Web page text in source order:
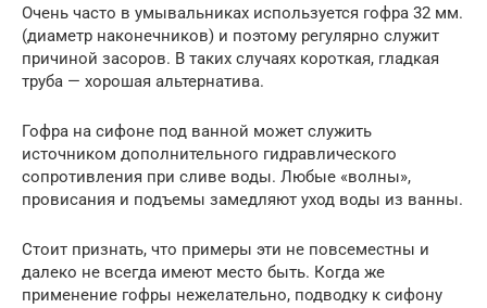
Очень часто в умывальниках используется гофра 32 мм.
(диаметр наконечников) и поэтому регулярно служит
причиной засоров. В таких случаях короткая, гладкая
труба — хорошая альтернатива.
Гофра на сифоне под ванной может служить
источником дополнительного гидравлического
сопротивления при сливе воды. Любые «волны»,
провисания и подъемы замедляют уход воды из ванны.
Стоит признать, что примеры эти не повсеместны и
далеко не всегда имеют место быть. Когда же
применение гофры нежелательно, подводку к сифону